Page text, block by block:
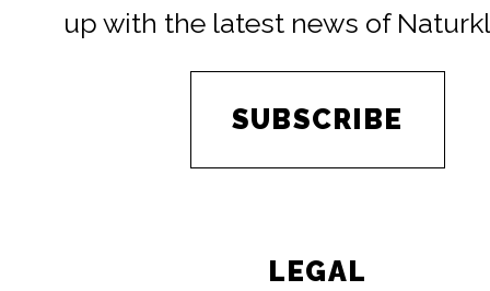
up with the latest news of
SUBSCRIBE
LEGAL